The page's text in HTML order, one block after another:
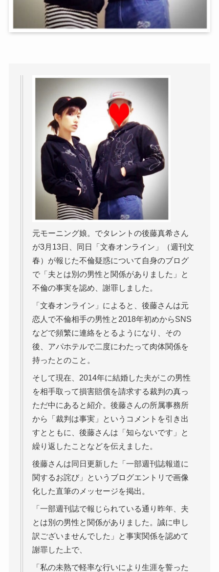
元モーニング娘。でタレントの後藤真希さん
が3月13日、同日「文春オンライン」（週刊文
春）が報じた不倫疑惑について自身のブログ
で「夫とは別の男性と関係がありました」と
不倫の事実を認め、謝罪しました。
「文春オンライン」によると、後藤さんは元
恋人で不倫相手の男性と2018年初めからSNS
などで頻繁に連絡をとるようになり、その
後、アパホテルで二度にわたって肉体関係を
持ったとのこと。
そして現在、2014年に結婚した夫がこの男性
を相手取って損害賠償を請求する裁判の真っ
ただ中にあると紹介。後藤さんの所属事務所
から「裁判は事実」というコメントを引き出
すとともに、後藤さんは「知らないです」と
繰り返したことなどを伝えました。
後藤さんは同日更新した「一部週刊誌報道に
関するお詫び」というブログエントリで画像
化した直筆のメッセージを掲出。
「一部週刊誌で報じられている通り昨年、夫
とは別の男性と関係がありました。誠に申し
訳ございませんでした」と事実関係を認めて
謝罪した上で、
「私の未熟で軽率な行いにより生涯を誓った